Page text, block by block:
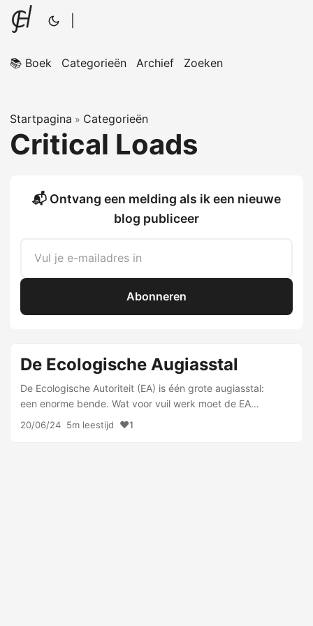
📚 Boek Categorieën Archief Zoeken
Startpagina » Categorieën
Critical Loads
📬 Ontvang een melding als ik een nieuwe
blog publiceer
Abonneren
De Ecologische Augiasstal
De Ecologische Autoriteit (EA) is één grote augiasstal:
een enorme bende. Wat voor vuil werk moet de EA
opknappen? Met AERIUS en KDW de stikstofmythe in
stand houden! Bij het RIVM begint het te dagen, …
20/06/24 5m leestijd ❤️1